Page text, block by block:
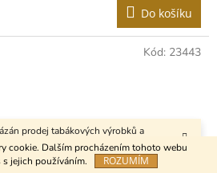
cookie. Dalším procházením tohoto webu
jejich používáním.
ROZUMÍM
prodej tabákových výrobků a
mladším 18 let.
Do košíku
Kód: 23443